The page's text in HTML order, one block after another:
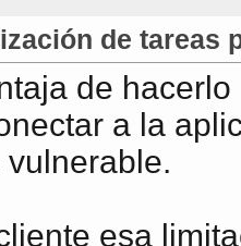
de tareas
de
a la
vulnerable.
esa